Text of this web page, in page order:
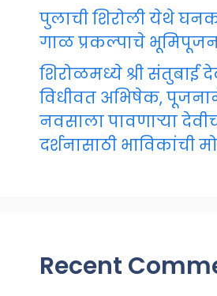
पुलाची शिरोली येथे
गाळ प्रकल्पाचे
शिरोळमध्ये श्री संतुबाई
विधीवत अभिषेक, पूजनाने
नवसाला पावणाऱ्या
दर्शनासाठी भाविकांची
Recent